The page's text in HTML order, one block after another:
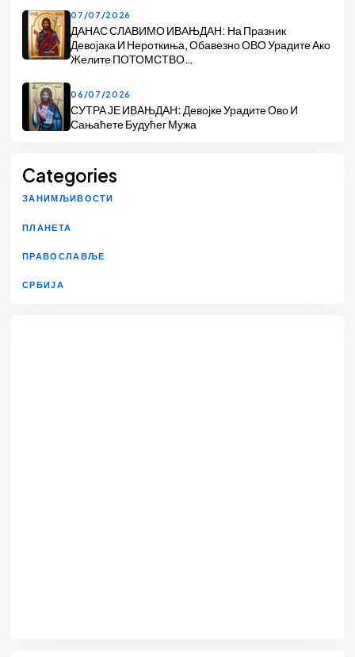
07/07/2026
ДАНАС СЛАВИМО ИВАЊДАН: На Празник
Девојака И Нероткиња, Обавезно ОВО Урадите Ако
Желите ПОТОМСТВО…
06/07/2026
СУТРА ЈЕ ИВАЊДАН: Девојке Урадите Ово И
Сањаћете Будућег Мужа
Categories
ЗАНИМЉИВОСТИ
ПЛАНЕТА
ПРАВОСЛАВЉЕ
СРБИЈА